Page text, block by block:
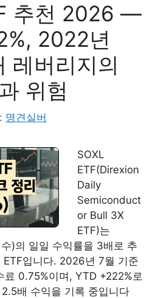
추천 2026 —
2022년
레버리지의
위험
명견실버
SOXL
ETF(Direxion
Daily
Semiconduct
or Bull 3X
ETF)는
)의 일일 수익률을 3배로 추
ETF입니다. 2026년 7월 기준
0.75%이며, YTD +222%로
배 수익을 기록 중입니다